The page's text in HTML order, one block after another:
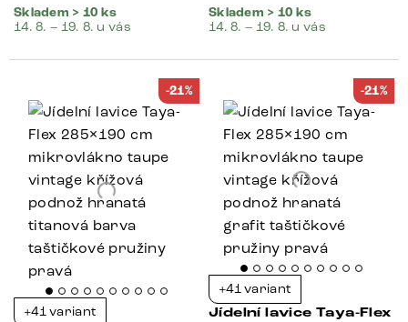
Skladem > 10 ks
14. 8. – 19. 8. u vás
Skladem > 10 ks
14. 8. – 19. 8. u vás
-21%
+41 variant
-21%
+41 variant
Jídelní lavice Taya-Flex